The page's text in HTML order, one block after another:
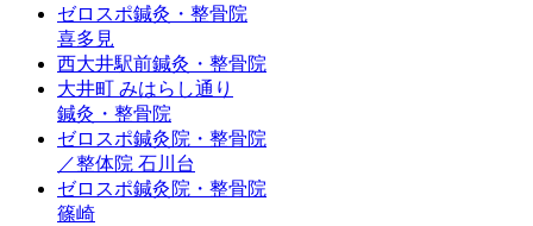
ゼロスポ鍼灸・整骨院
喜多見
西大井駅前鍼灸・整骨院
大井町 みはらし通り
鍼灸・整骨院
ゼロスポ鍼灸院・整骨院
／整体院 石川台
ゼロスポ鍼灸院・整骨院
篠崎